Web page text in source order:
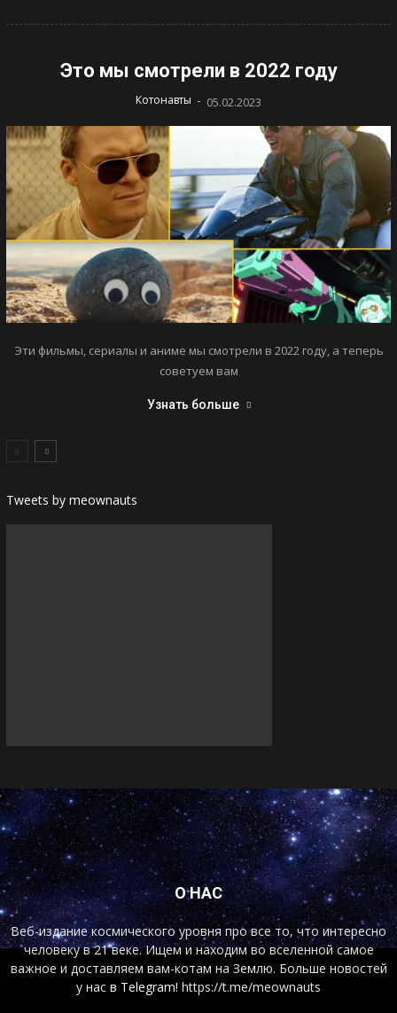
Это мы смотрели в 2022 году
Котонавты - 05.02.2023
Эти фильмы, сериалы и аниме мы смотрели в 2022 году, а теперь
советуем вам
Узнать больше
Tweets by meownauts
О НАС
Веб-издание космического уровня про все то, что интересно
человеку в 21 веке. Ищем и находим во вселенной самое
важное и доставляем вам-котам на Землю. Больше новостей
у нас в Telegram! https://t.me/meownauts